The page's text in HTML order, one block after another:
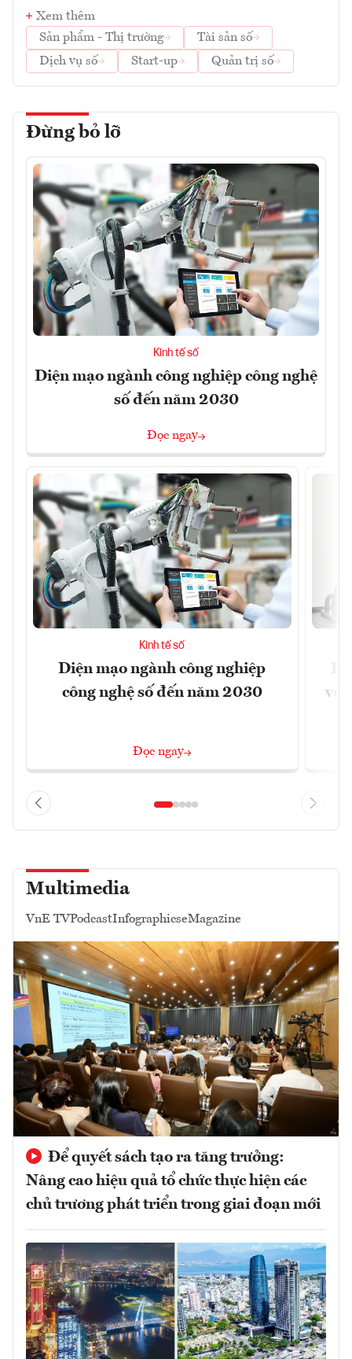
Xem thêm
Sản phẩm - Thị trường
Tài sản số
Dịch vụ số
Start-up Quản trị số
Đừng bỏ lỡ
Kinh tế số
Diện mạo ngành công nghiệp công nghệ
số đến năm 2030
Đọc ngay
Kinh tế số
Diện mạo ngành công nghiệp
công nghệ số đến năm 2030
Đọc ngay
với
Multimedia
VnE TVPodcastInfographicseMagazine
Để quyết sách tạo ra tăng trưởng:
Nâng cao hiệu quả tổ chức thực hiện các
chủ trương phát triển trong giai đoạn mới